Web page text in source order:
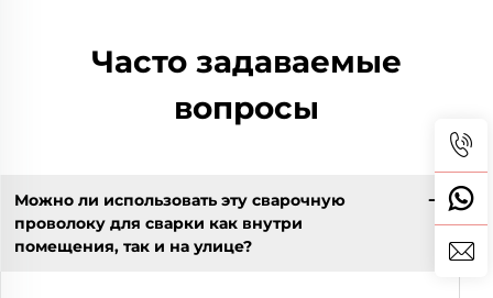
Часто задаваемые
вопросы
Можно ли использовать эту сварочную
проволоку для сварки как внутри
помещения, так и на улице?